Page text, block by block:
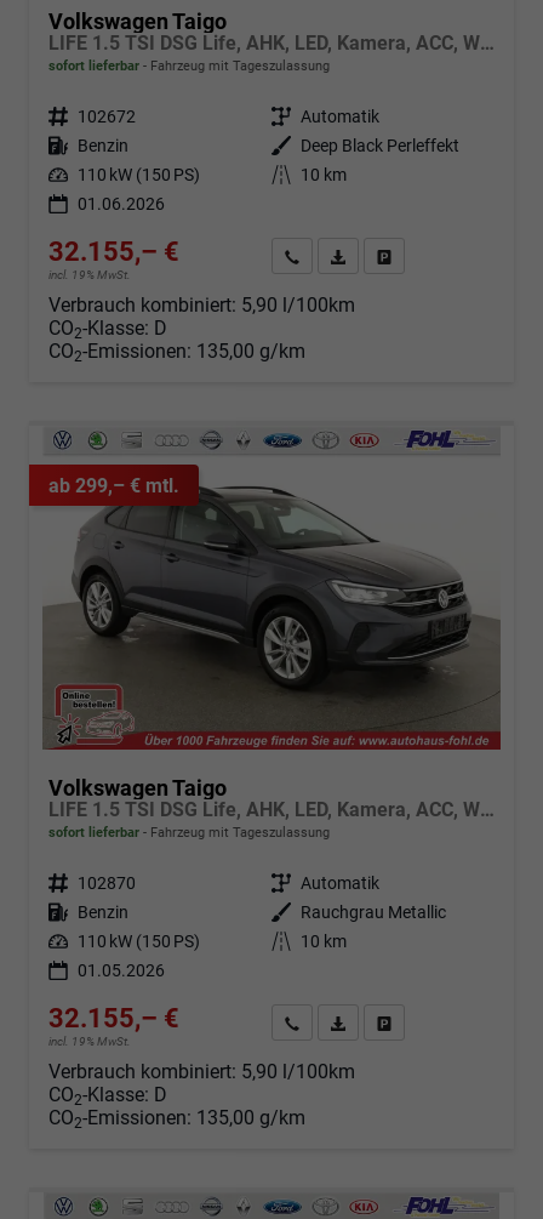
Volkswagen Taigo
LIFE 1.5 TSI DSG Life, AHK, LED, Kamera, ACC, Winter, 17-Zoll
sofort lieferbar Fahrzeug mit Tageszulassung
Fahrzeugnr. 102672 Getriebe Automatik
Kraftstoff Benzin Außenfarbe
Deep Black Perleffekt
Leistung 110 kW (150 PS) Kilometerstand
10 km
01.06.2026
32.155,– €
incl. 19% MwSt.
Angebot anfordern
Fahrzeugexpose (PDF)
Verbrauch kombiniert: 5,90 l/100km
CO2-Klasse: D
CO2-Emissionen: 135,00 g/km
ab 299,– € mtl.
Volkswagen Taigo
LIFE 1.5 TSI DSG Life, AHK, LED, Kamera, ACC, Winter, 17-Zoll
sofort lieferbar Fahrzeug mit Tageszulassung
Fahrzeugnr. 102870 Getriebe Automatik
Kraftstoff Benzin Außenfarbe
Rauchgrau Metallic
Leistung 110 kW (150 PS) Kilometerstand
10 km
01.05.2026
32.155,– €
incl. 19% MwSt.
Angebot anfordern
Fahrzeugexpose (PDF)
Verbrauch kombiniert: 5,90 l/100km
CO2-Klasse: D
CO2-Emissionen: 135,00 g/km